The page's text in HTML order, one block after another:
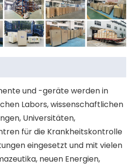
und -geräte werden in
Labors, wissenschaftlichen
Universitäten,
für die Krankheitskontrolle
eingesetzt und mit vielen
neuen Energien,